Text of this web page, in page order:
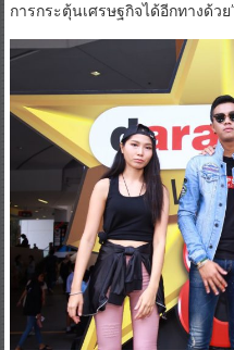
การกระตุ้นเศรษฐกิจได้อีกทางด้วย”